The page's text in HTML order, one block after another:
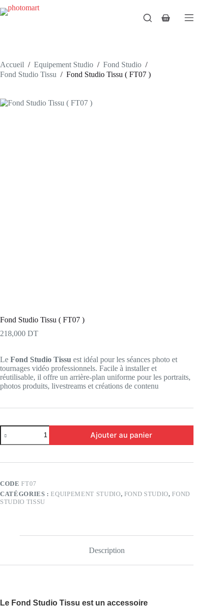
Passer
au
Panier
Accueil / Equipement Studio / Fond Studio /
Fond Studio Tissu / Fond Studio Tissu ( FT07 )
Fond Studio Tissu ( FT07 )
218,000 DT
Le Fond Studio Tissu est idéal pour les séances photo et
tournages vidéo professionnels. Facile à installer et
réutilisable, il offre un arrière-plan uniforme pour les portraits,
photos produits, livestreams et créations de contenu
quantité
de
Fond
Tissu
)
Ajouter au panier
CODEFT07
CATÉGORIES :EQUIPEMENT STUDIO, FOND STUDIO,FOND
STUDIO TISSU
Description
Le Fond Studio Tissu est un accessoire